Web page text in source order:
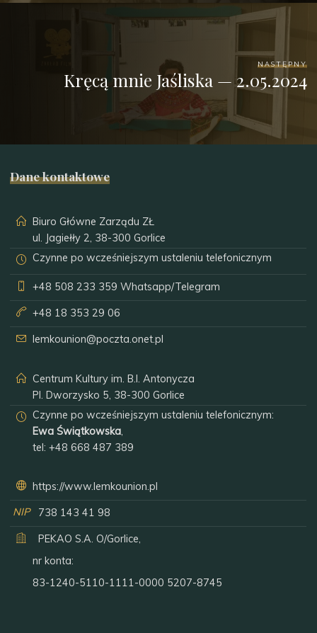
NASTĘPNY
Kręcą mnie Jaśliska — 2.05.2024
Dane kontaktowe
Biuro Główne Zarządu ZŁ
ul. Jagiełły 2, 38-300 Gorlice
Czynne po wcześniejszym ustaleniu telefonicznym
+48 508 233 359 Whatsapp/Telegram
+48 18 353 29 06
lemkounion@poczta.onet.pl
Centrum Kultury im. B.I. Antonycza
Pl. Dworzysko 5, 38-300 Gorlice
Czynne po wcześniejszym ustaleniu telefonicznym:
Ewa Świątkowska,
tel:+48 668 487 389
https://www.lemkounion.pl
NIP
738 143 41 98
PEKAO S.A. O/Gorlice,
nr konta:
83-1240-5110-1111-0000 5207-8745